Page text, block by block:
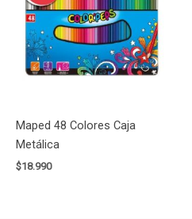
Maped 48 Colores Caja
Metálica
$18.990